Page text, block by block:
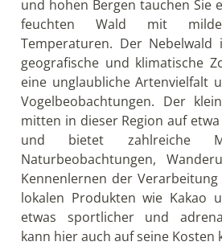
und hohen Bergen tauchen Sie
feuchten Wald mit
Temperaturen. Der
geografische und klimatische
eine unglaubliche Artenvielfalt
Vogelbeobachtungen. Der
mitten in dieser Region auf
und bietet zahlreiche
Naturbeobachtungen,
Kennenlernen der
lokalen Produkten wie Kakao
etwas sportlicher und
kann hier auch auf seine Kosten